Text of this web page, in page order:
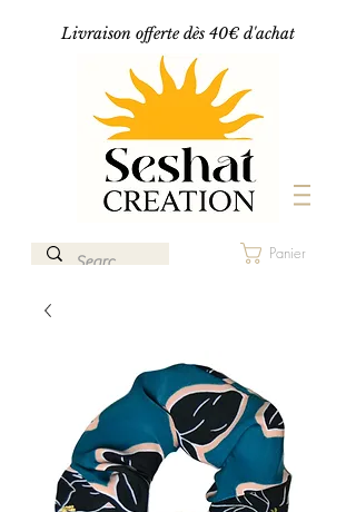
Livraison offerte dès 40€ d'achat
Panier